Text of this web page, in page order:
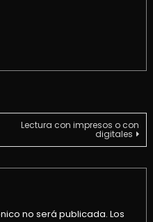
Lectura con impresos o con
digitales
no será publicada. Los